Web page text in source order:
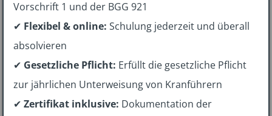
Vorschrift 1 und der BGG 921
✔ Flexibel & online: Schulung jederzeit und überall
absolvieren
✔ Gesetzliche Pflicht: Erfüllt die gesetzliche Pflicht
zur jährlichen Unterweisung von Kranführern
✔Zertifikat inklusive: Dokumentation der